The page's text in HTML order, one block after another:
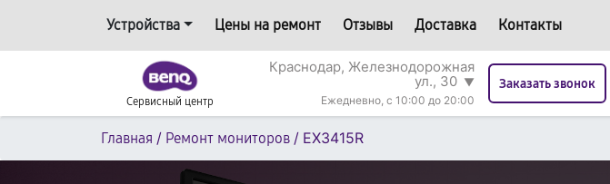
Устройства Цены на ремонт Отзывы Доставка Контакты
Сервисный центр
Краснодар, Железнодорожная
ул., 30 ▼
Ежедневно, с 10:00 до 20:00
Заказать звонок
Главная / Ремонт мониторов / EX3415R